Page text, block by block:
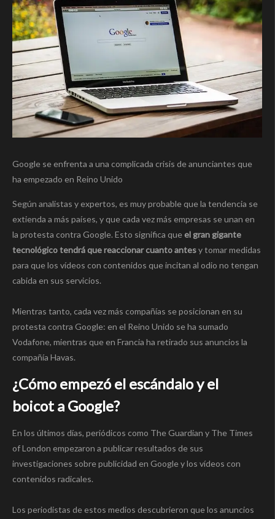
Google se enfrenta a una complicada crisis de anunciantes que
ha empezado en Reino Unido
Según analistas y expertos, es muy probable que la tendencia se
extienda a más países, y que cada vez más empresas se unan en
la protesta contra Google. Esto significa queel gran gigante
tecnológico tendrá que reaccionar cuanto antesy tomar medidas
para que los vídeos con contenidos que incitan al odio no tengan
cabida en sus servicios.
Mientras tanto, cada vez más compañías se posicionan en su
protesta contra Google: en el Reino Unido se ha sumado
Vodafone, mientras que en Francia ha retirado sus anuncios la
compañía Havas.
¿Cómo empezó el escándalo y el
boicot a Google?
En los últimos días, periódicos como The Guardian y The Times
of London empezaron a publicar resultados de sus
investigaciones sobre publicidad en Google y los vídeos con
contenidos radicales.
Los periodistas de estos medios descubrieron que los anuncios